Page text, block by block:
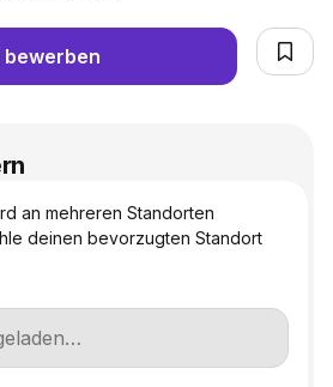
an mehreren Standorten
deinen bevorzugten Standort